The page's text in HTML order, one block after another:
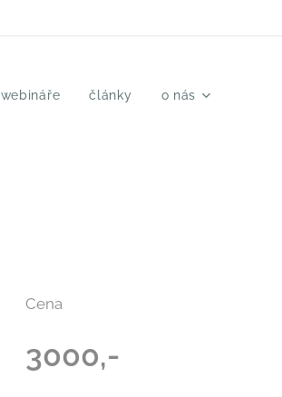
webináře články o nás
Cena
3000,-